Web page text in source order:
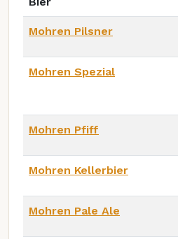
Mohren Pilsner
Mohren Spezial
Mohren Pfiff
Mohren Kellerbier
Mohren Pale Ale